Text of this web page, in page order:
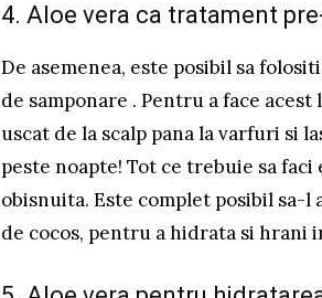
4. Aloe vera ca tratament
De asemenea, este posibil sa
de samponare . Pentru a face
uscat de la scalp pana la varfuri si
peste noapte! Tot ce trebuie sa
obisnuita. Este complet posibil sa-
de cocos, pentru a hidrata si hrani